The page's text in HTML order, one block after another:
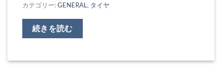
カテゴリー:GENERAL , タイヤ
続きを読む